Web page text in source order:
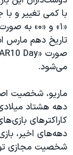
با کمی تغییر و
تاریخ دهم مارس
می‌شود.
ماریو، شخصیت
دهه هشتاد
کاراکترهای
دهه‌های اخیر،
شخصیت مجازی